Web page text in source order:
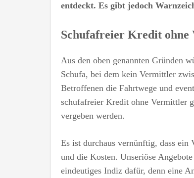
entdeckt. Es gibt jedoch
Schufafreier Kredit
Aus den oben genannten Gründen
Schufa, bei dem kein Vermittler
Betroffenen die Fahrtwege und
schufafreier Kredit ohne Vermittler
vergeben werden.
Es ist durchaus vernünftig, dass ein
und die Kosten. Unseriöse
eindeutiges Indiz dafür, denn eine